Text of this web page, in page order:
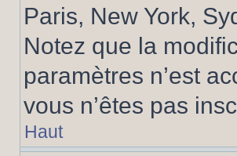
Paris, New York,
Notez que la
paramètres n’est
vous n’êtes pas
Haut